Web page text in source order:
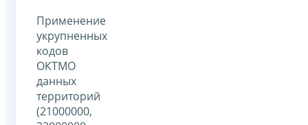
Применение
укрупненных
кодов
ОКТМО
данных
территорий
(21000000,